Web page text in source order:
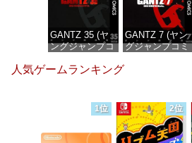
GANTZ 35 (ヤ
ングジャンプコ
DIGITAL)
GANTZ 7 (ヤン
グジャンプコミ
人気ゲームランキング
1位 2位